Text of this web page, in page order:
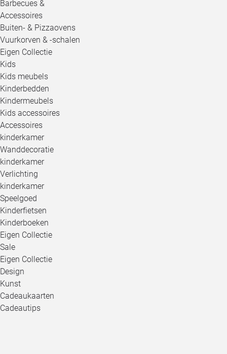
Barbecues &
Accessoires
Buiten- & Pizzaovens
Vuurkorven & -schalen
Eigen Collectie
Kids
Kids meubels
Kinderbedden
Kindermeubels
Kids accessoires
Accessoires
kinderkamer
Wanddecoratie
kinderkamer
Verlichting
kinderkamer
Speelgoed
Kinderfietsen
Kinderboeken
Eigen Collectie
Sale
Eigen Collectie
Design
Kunst
Cadeaukaarten
Cadeautips